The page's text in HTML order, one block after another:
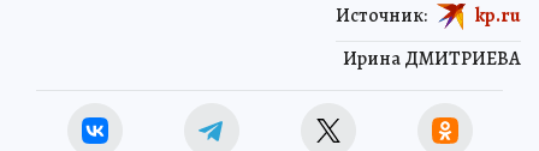
Ирина ДМИТРИЕВА
Источник: kp.ru